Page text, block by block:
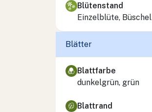
Blütenstand
Einzelblüte, Büschel
Blätter
Blattfarbe
dunkelgrün, grün
Blattrand